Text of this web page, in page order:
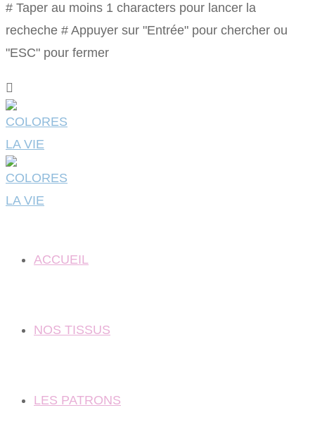
# Taper au moins 1 characters pour lancer la
recheche # Appuyer sur "Entrée" pour chercher ou
"ESC" pour fermer
ACCUEIL
NOS TISSUS
LES PATRONS